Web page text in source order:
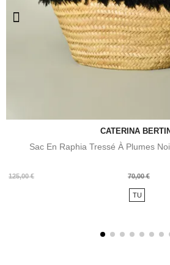
CATERINA BERTINI
Sac En Raphia Tressé À Plumes
125,00 €
Prix
70,00 €
Prix
TU